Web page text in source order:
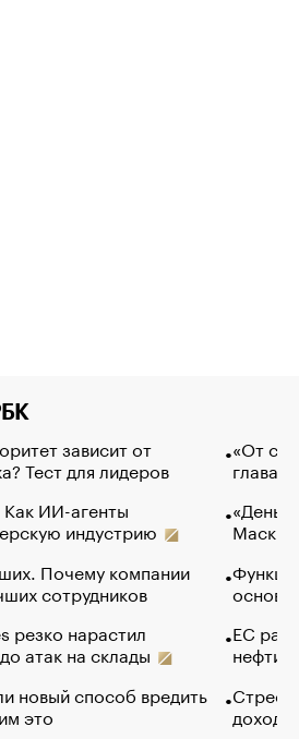
зависит от
Тест для лидеров
ИИ-агенты
индустрию
Почему компании
сотрудников
резко нарастил
атак на склады
новый способ вредить
это
«От
глава
Маск в
основ
ЕС
нефти